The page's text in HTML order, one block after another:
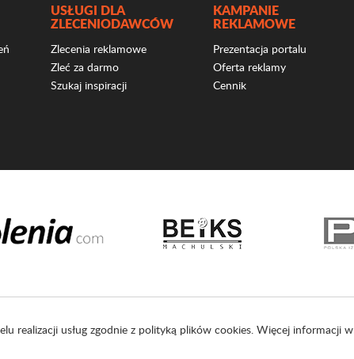
USŁUGI DLA
ZLECENIODAWCÓW
Zlecenia reklamowe
Zleć za darmo
Szukaj inspiracji
KAMPANIE
REKLAMOWE
Prezentacja portalu
Oferta reklamy
Cennik
realizacji usług zgodnie z polityką plików cookies. Więcej informacji w